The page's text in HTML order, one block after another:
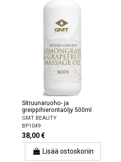
Sitruunaruoho- ja
greippihierontaöljy 500ml
GMT BEAUTY
BP1049
38,00 €
Lisää ostoskoriin